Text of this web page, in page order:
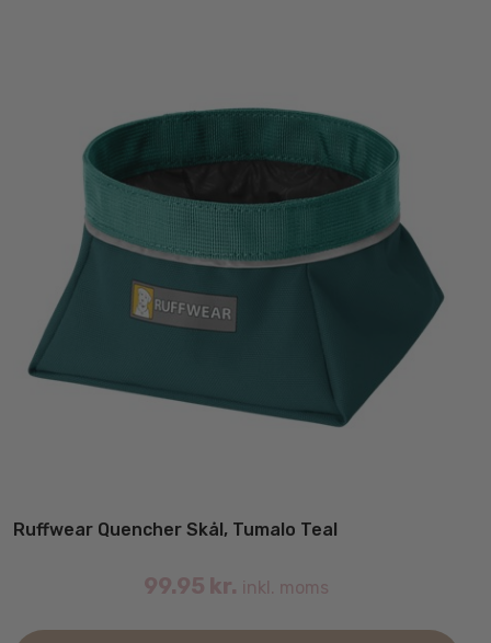
Ruffwear Quencher Skål, Tumalo Teal
99.95 kr. inkl. moms